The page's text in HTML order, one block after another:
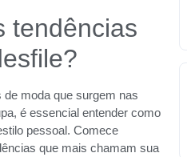
tendências
moda que surgem nas
é essencial entender como
pessoal. Comece
que mais chamam sua